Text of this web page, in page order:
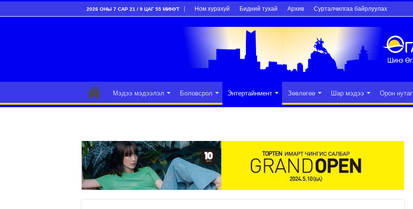
2026 ОНЫ 7 САР 21 / 9 ЦАГ 55 МИНУТ Ном хурахуй Бидний тухай Архив Сурталчилгаа байрлуулах
Мэдээ мэдээлэл Боловсрол Энтертайнмент Зөвлөгөө Шар мэдээ Орон нутаг